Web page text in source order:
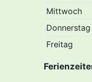
Mittwoch
Donnerstag
Freitag